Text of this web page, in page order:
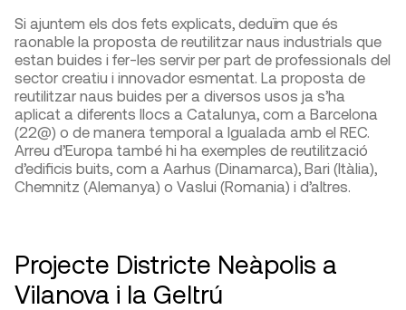
Si ajuntem els dos fets explicats, deduïm que és
raonable la proposta de reutilitzar naus industrials que
estan buides i fer-les servir per part de professionals del
sector creatiu i innovador esmentat. La proposta de
reutilitzar naus buides per a diversos usos ja s’ha
aplicat a diferents llocs a Catalunya, com a Barcelona
(22@) o de manera temporal a Igualada amb el REC.
Arreu d’Europa també hi ha exemples de reutilització
d’edificis buits, com a Aarhus (Dinamarca), Bari (Itàlia),
Chemnitz (Alemanya) o Vaslui (Romania) i d’altres.
Projecte Districte Neàpolis a
Vilanova i la Geltrú